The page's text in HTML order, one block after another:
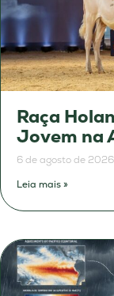
Raça
Jovem na
6 de agosto de 2026
Leia mais »